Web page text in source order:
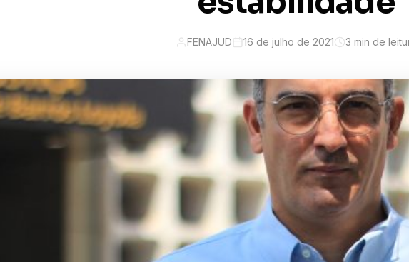
FENAJUD 16 de julho de 2021 3 min de